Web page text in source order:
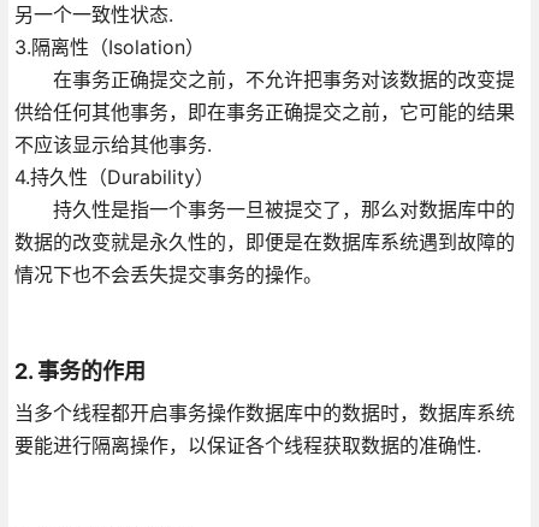
另一个一致性状态.
3.隔离性（Isolation）
在事务正确提交之前，不允许把事务对该数据的改变提
供给任何其他事务，即在事务正确提交之前，它可能的结果
不应该显示给其他事务.
4.持久性（Durability）
持久性是指一个事务一旦被提交了，那么对数据库中的
数据的改变就是永久性的，即便是在数据库系统遇到故障的
情况下也不会丢失提交事务的操作。
2. 事务的作用
当多个线程都开启事务操作数据库中的数据时，数据库系统
要能进行隔离操作，以保证各个线程获取数据的准确性.